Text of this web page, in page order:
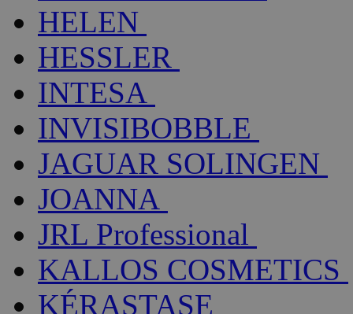
HELEN
HESSLER
INTESA
INVISIBOBBLE
JAGUAR SOLINGEN
JOANNA
JRL Professional
KALLOS COSMETICS
KÉRASTASE